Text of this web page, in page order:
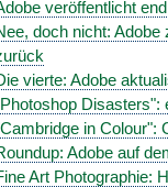
veröffentlicht
doch nicht:
vierte: Adobe
Disasters":
in Colour":
Adobe auf
Art Photographie: